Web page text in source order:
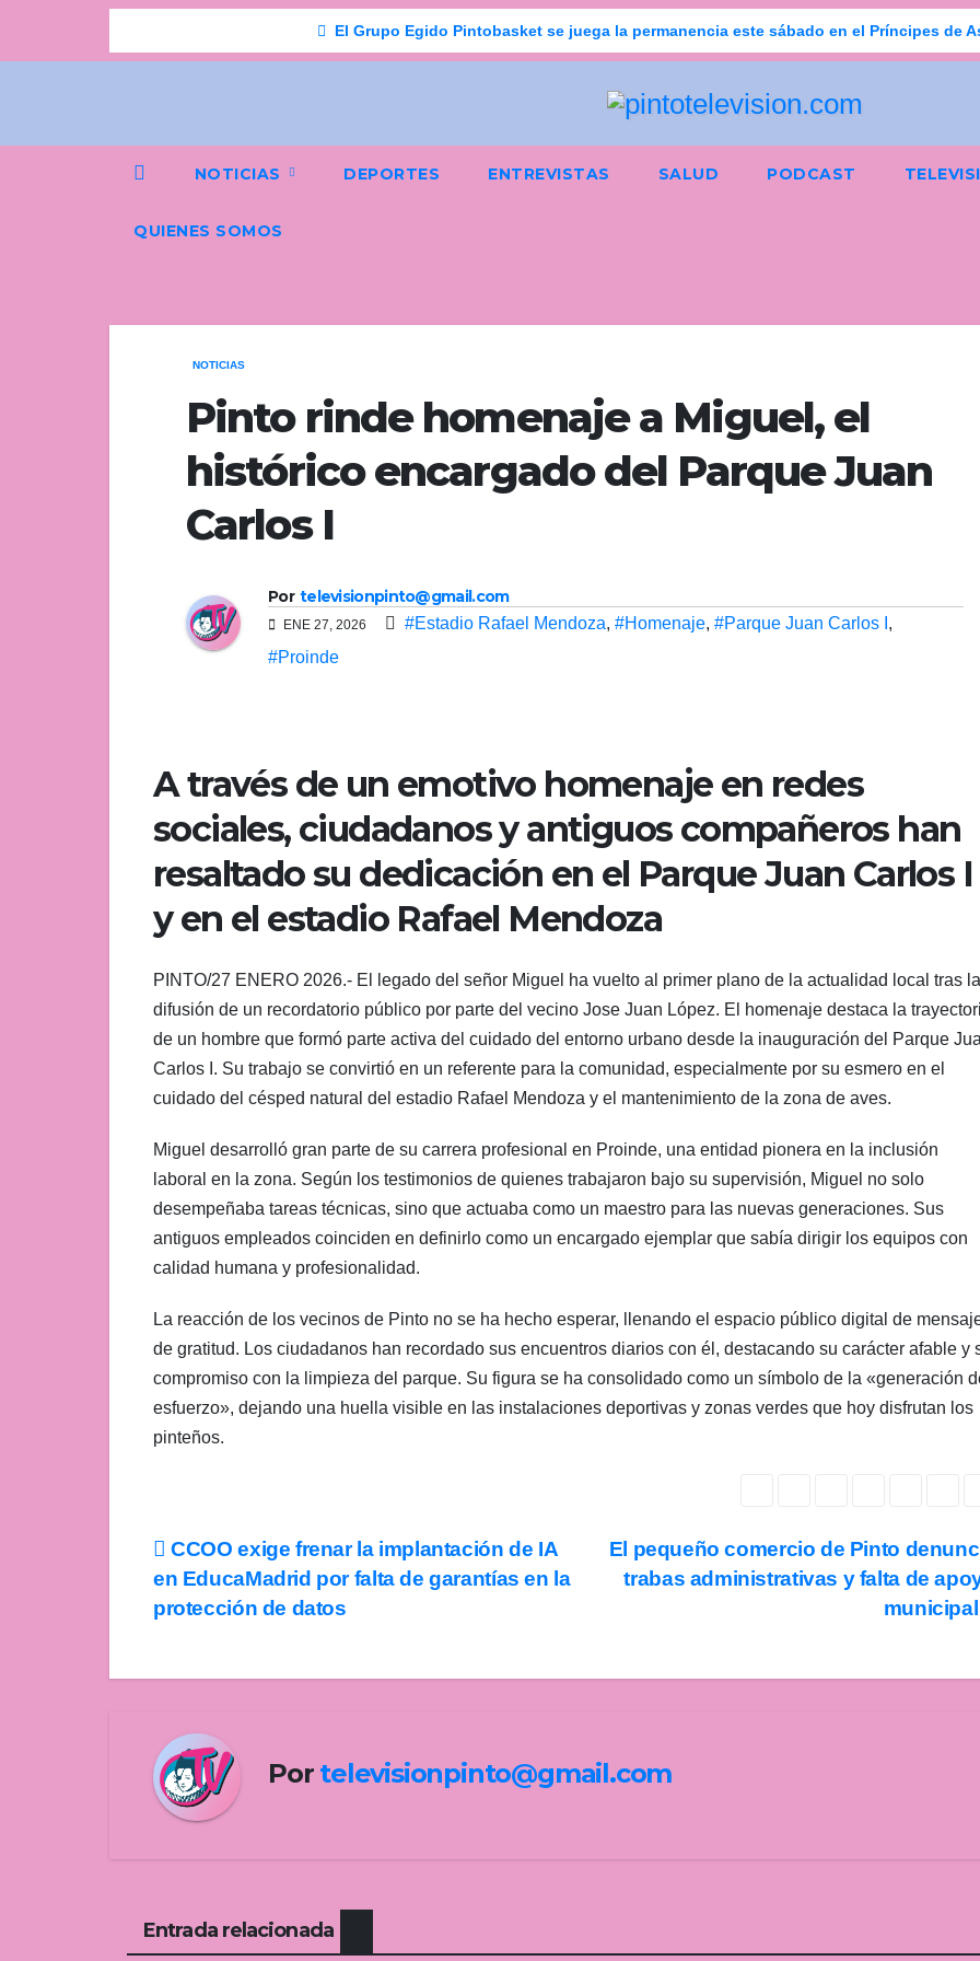
El Grupo Egido Pintobasket se juega la permanencia este sábado en el Príncipes de
NOTICIAS DEPORTES ENTREVISTAS SALUD PODCAST
QUIENES SOMOS
NOTICIAS
Pinto rinde homenaje a Miguel, el
histórico encargado del Parque Juan
Carlos I
Por televisionpinto@gmail.com
ENE 27, 2026 #Estadio Rafael Mendoza, #Homenaje, #Parque Juan Carlos I ,
#Proinde
A través de un emotivo homenaje en redes
sociales, ciudadanos y antiguos compañeros han
resaltado su dedicación en el Parque Juan Carlos I
y en el estadio Rafael Mendoza
PINTO/27 ENERO 2026.- El legado del señor Miguel ha vuelto al primer plano de la actualidad local tras la
difusión de un recordatorio público por parte del vecino Jose Juan López. El homenaje destaca la
de un hombre que formó parte activa del cuidado del entorno urbano desde la inauguración del Parque
Carlos I. Su trabajo se convirtió en un referente para la comunidad, especialmente por su esmero en el
cuidado del césped natural del estadio Rafael Mendoza y el mantenimiento de la zona de aves.
Miguel desarrolló gran parte de su carrera profesional en Proinde, una entidad pionera en la inclusión
laboral en la zona. Según los testimonios de quienes trabajaron bajo su supervisión, Miguel no solo
desempeñaba tareas técnicas, sino que actuaba como un maestro para las nuevas generaciones. Sus
antiguos empleados coinciden en definirlo como un encargado ejemplar que sabía dirigir los equipos con
calidad humana y profesionalidad.
La reacción de los vecinos de Pinto no se ha hecho esperar, llenando el espacio público digital de
de gratitud. Los ciudadanos han recordado sus encuentros diarios con él, destacando su carácter afable y
compromiso con la limpieza del parque. Su figura se ha consolidado como un símbolo de la «generación
esfuerzo», dejando una huella visible en las instalaciones deportivas y zonas verdes que hoy disfrutan los
pinteños.
Navegación
de
El pequeño comercio de Pinto
trabas administrativas y falta de
municipal
CCOO exige frenar la implantación de IA
en EducaMadrid por falta de garantías en la
protección de datos
Por televisionpinto@gmail.com
Entrada relacionada